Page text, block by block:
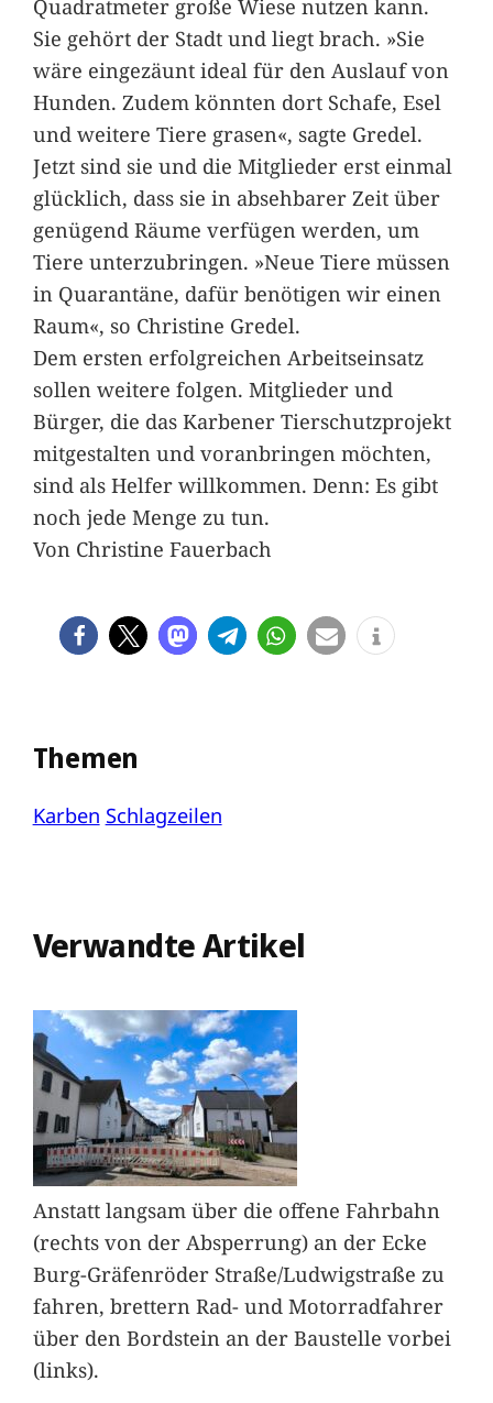
Quadratmeter große Wiese nutzen kann.
Sie gehört der Stadt und liegt brach. »Sie
wäre eingezäunt ideal für den Auslauf von
Hunden. Zudem könnten dort Schafe, Esel
und weitere Tiere grasen«, sagte Gredel.
Jetzt sind sie und die Mitglieder erst einmal
glücklich, dass sie in absehbarer Zeit über
genügend Räume verfügen werden, um
Tiere unterzubringen. »Neue Tiere müssen
in Quarantäne, dafür benötigen wir einen
Raum«, so Christine Gredel.
Dem ersten erfolgreichen Arbeitseinsatz
sollen weitere folgen. Mitglieder und
Bürger, die das Karbener Tierschutzprojekt
mitgestalten und voranbringen möchten,
sind als Helfer willkommen. Denn: Es gibt
noch jede Menge zu tun.
Von Christine Fauerbach
Themen
Karben Schlagzeilen
Verwandte Artikel
Anstatt langsam über die offene Fahrbahn
(rechts von der Absperrung) an der Ecke
Burg-Gräfenröder Straße/Ludwigstraße zu
fahren, brettern Rad- und Motorradfahrer
über den Bordstein an der Baustelle vorbei
(links).